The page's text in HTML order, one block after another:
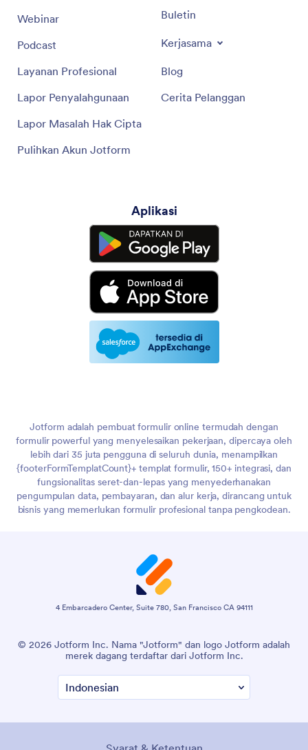
Webinar
Podcast
Layanan Profesional
Lapor Penyalahgunaan
Lapor Masalah Hak Cipta
Pulihkan Akun Jotform
Buletin
Kerjasama
Blog
Cerita Pelanggan
Aplikasi
Jotform adalah pembuat formulir online termudah dengan
formulir powerful yang menyelesaikan pekerjaan, dipercaya oleh
lebih dari 35 juta pengguna di seluruh dunia, menampilkan
{footerFormTemplatCount}+ templat formulir, 150+ integrasi, dan
fungsionalitas seret-dan-lepas yang menyederhanakan
pengumpulan data, pembayaran, dan alur kerja, dirancang untuk
bisnis yang memerlukan formulir profesional tanpa pengkodean.
4 Embarcadero Center, Suite 780, San Francisco CA 94111
© 2026 Jotform Inc. Nama "Jotform" dan logo Jotform adalah
merek dagang terdaftar dari Jotform Inc.